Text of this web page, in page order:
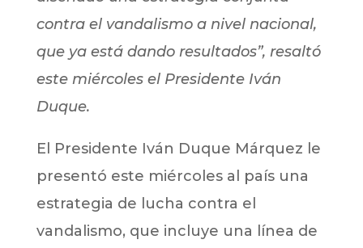
contra el vandalismo a nivel nacional,
que ya está dando resultados”, resaltó
este miércoles el Presidente Iván
Duque.
El Presidente Iván Duque Márquez le
presentó este miércoles al país una
estrategia de lucha contra el
vandalismo, que incluye una línea de